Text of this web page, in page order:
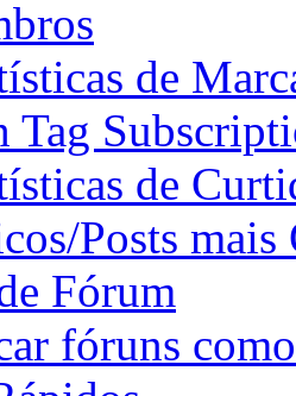
de
Tag
de
Posts mais
Fórum
fóruns